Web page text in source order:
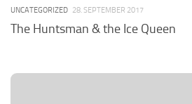
UNCATEGORIZED 28. SEPTEMBER 2017
The Huntsman & the Ice Queen